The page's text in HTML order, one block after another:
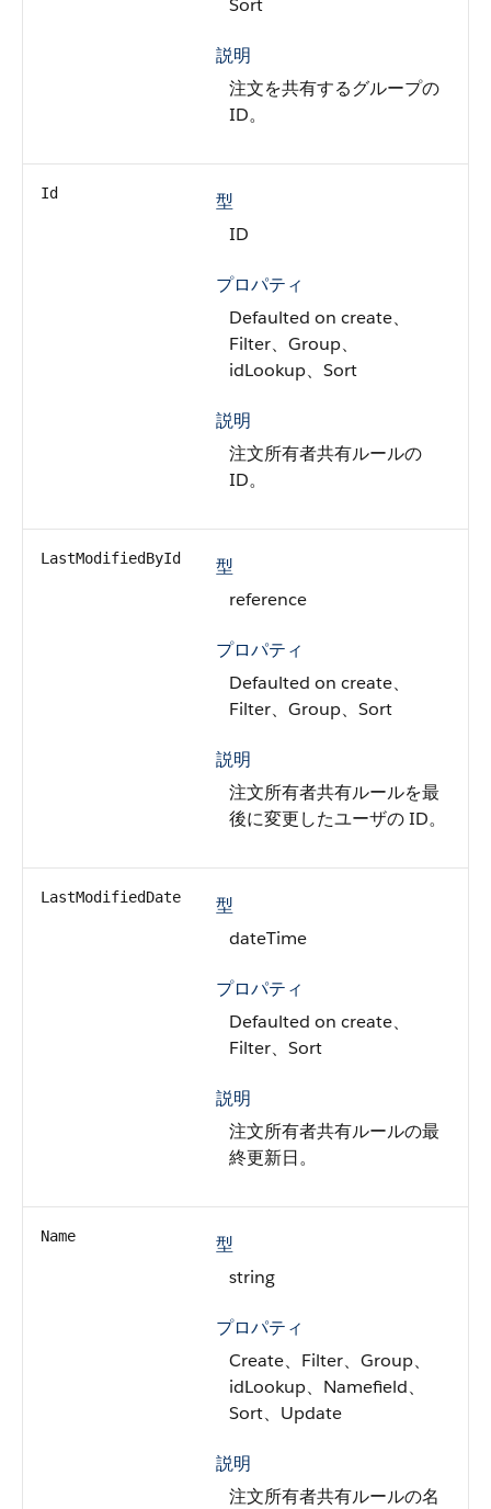
Sort
説明
注文を共有するグループの
ID。
Id
型
ID
プロパティ
Defaulted on create、
Filter、Group、
idLookup、Sort
説明
注文所有者共有ルールの
ID。
LastModifiedById
型
reference
プロパティ
Defaulted on create、
Filter、Group、Sort
説明
注文所有者共有ルールを最
後に変更したユーザの ID。
LastModifiedDate
型
dateTime
プロパティ
Defaulted on create、
Filter、Sort
説明
注文所有者共有ルールの最
終更新日。
Name
型
string
プロパティ
Create、Filter、Group、
idLookup、Namefield、
Sort、Update
説明
注文所有者共有ルールの名